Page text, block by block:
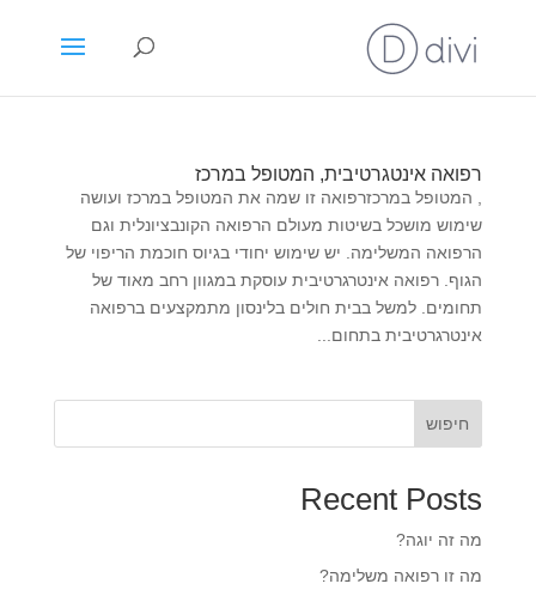
רפואה אינטגרטיבית, המטופל במרכז
, המטופל במרכזרפואה זו שמה את המטופל במרכז ועושה
שימוש מושכל בשיטות מעולם הרפואה הקונבציונלית וגם
הרפואה המשלימה. יש שימוש יחודי בגיוס חוכמת הריפוי של
הגוף. רפואה אינטרגרטיבית עוסקת במגוון רחב מאוד של
תחומים. למשל בבית חולים בלינסון מתמקצעים ברפואה
אינטרגרטיבית בתחום...
חיפוש
Recent Posts
מה זה יוגה?
מה זו רפואה משלימה?